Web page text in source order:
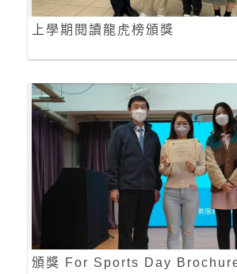
上學期閱讀龍虎榜頒獎
頒獎 For Sports Day